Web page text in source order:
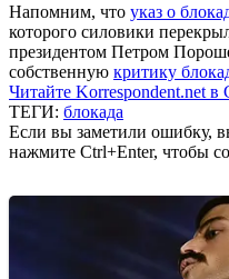
Напомним, что указ о
которого силовики
президентом Петром
собственную критику
Читайте Korrespondent.net в
ТЕГИ: блокада
Если вы заметили ошибку,
нажмите Ctrl+Enter, чтобы